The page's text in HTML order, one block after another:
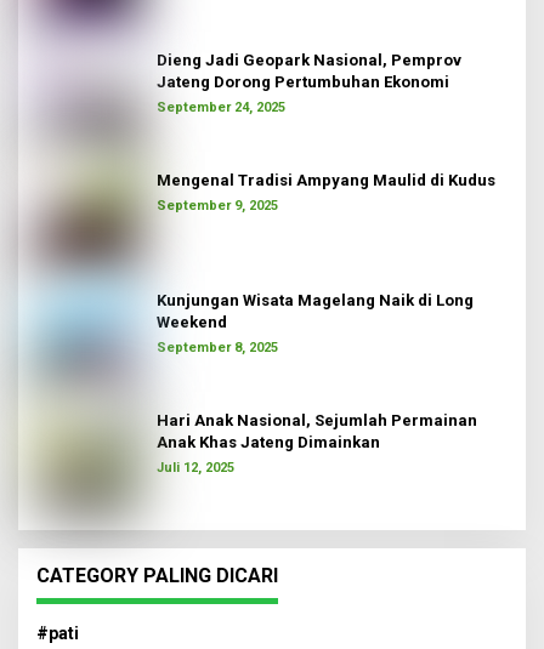
Dieng Jadi Geopark Nasional, Pemprov
Jateng Dorong Pertumbuhan Ekonomi
September 24, 2025
Mengenal Tradisi Ampyang Maulid di Kudus
September 9, 2025
Kunjungan Wisata Magelang Naik di Long
Weekend
September 8, 2025
Hari Anak Nasional, Sejumlah Permainan
Anak Khas Jateng Dimainkan
Juli 12, 2025
CATEGORY PALING DICARI
#pati